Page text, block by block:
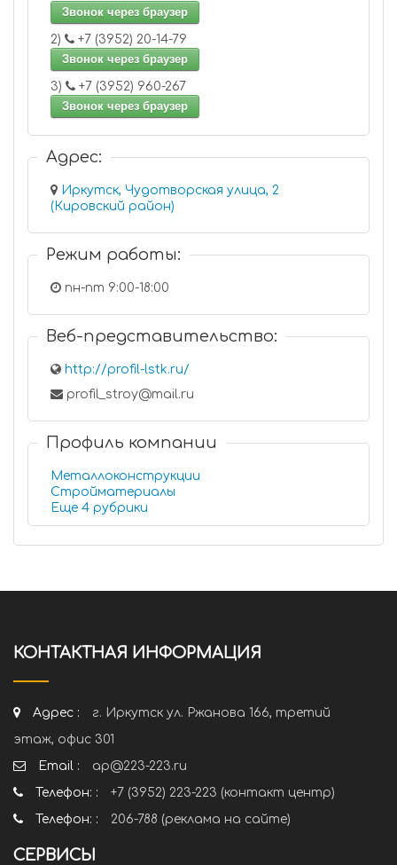
Звонок через браузер
2)
+7 (3952) 20-14-79
Звонок через браузер
3)
+7 (3952) 960-267
Звонок через браузер
Адрес:
Иркутск, Чудотворская улица, 2
(Кировский район)
Режим работы:
пн-пт 9:00-18:00
Веб-представительство:
http://profil-lstk.ru/
profil_stroy@mail.ru
Профиль компании
Металлоконструкции
Стройматериалы
Еще 4 рубрики
КОНТАКТНАЯ ИНФОРМАЦИЯ
Адрес :
г. Иркутск ул. Ржанова 166, третий
этаж, офис 301
Email :
ap@223-223.ru
Телефон: :
+7 (3952) 223-223 (контакт центр)
Телефон: :
206-788 (реклама на сайте)
СЕРВИСЫ